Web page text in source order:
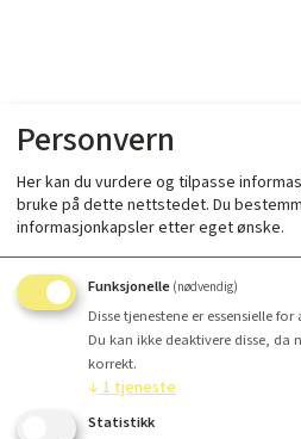
Personvern
Her kan du vurdere og tilpasse
bruke på dette nettstedet. Du
informasjonkapsler etter eget ønske.
Funksjonelle (nødvendig)
Disse tjenestene er essensielle
Du kan ikke deaktivere disse, da
korrekt.
↓ 1 tjeneste
Statistikk